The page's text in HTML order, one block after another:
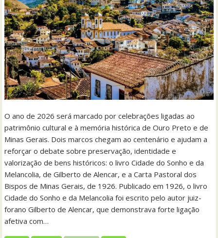
O ano de 2026 será marcado por celebrações ligadas ao
patrimônio cultural e à memória histórica de Ouro Preto e de
Minas Gerais. Dois marcos chegam ao centenário e ajudam a
reforçar o debate sobre preservação, identidade e
valorização de bens históricos: o livro Cidade do Sonho e da
Melancolia, de Gilberto de Alencar, e a Carta Pastoral dos
Bispos de Minas Gerais, de 1926. Publicado em 1926, o livro
Cidade do Sonho e da Melancolia foi escrito pelo autor juiz-
forano Gilberto de Alencar, que demonstrava forte ligação
afetiva com…